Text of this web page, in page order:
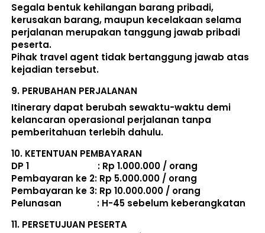
Segala bentuk kehilangan barang pribadi,
kerusakan barang, maupun kecelakaan selama
perjalanan merupakan tanggung jawab pribadi
peserta.
Pihak travel agent tidak bertanggung jawab atas
kejadian tersebut.
9. PERUBAHAN PERJALANAN
Itinerary dapat berubah sewaktu-waktu demi
kelancaran operasional perjalanan tanpa
pemberitahuan terlebih dahulu.
10. KETENTUAN PEMBAYARAN
DP 1                             : Rp 1.000.000 / orang
Pembayaran ke 2: Rp 5.000.000 / orang
Pembayaran ke 3: Rp 10.000.000 / orang
Pelunasan               : H-45 sebelum keberangkatan
11. PERSETUJUAN PESERTA